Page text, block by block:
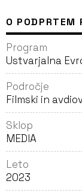
O PODPRTEM
Program
Ustvarjalna
Področje
Filmski in
Sklop
MEDIA
Leto
2023